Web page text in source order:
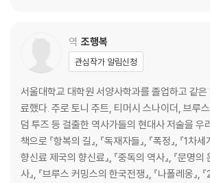
역 조행복
관심작가 알림신청
서울대학교 대학원 서양사학과를 졸업하고 같
료했다. 주로 토니 주트, 티머시 스나이더, 브루
덤 투즈 등 걸출한 역사가들의 현대사 저술을 우
책으로 『항복의 길』, 『독재자들』, 『폭정』, 『1차
향신료 제국의 향신료』, 『중독의 역사』, 『문명의
사』, 『브루스 커밍스의 한국전쟁』, 『나폴레옹』,